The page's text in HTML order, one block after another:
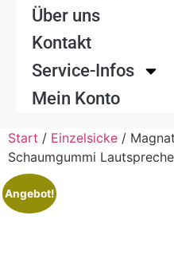
Über uns
Kontakt
Service-Infos
Mein Konto
Start / Einzelsicke /
Schaumgummi
Angebot!